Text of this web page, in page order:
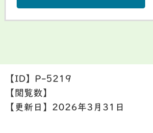
【ID】 P-5219
【閲覧数】
【更新日】 2026年3月31日